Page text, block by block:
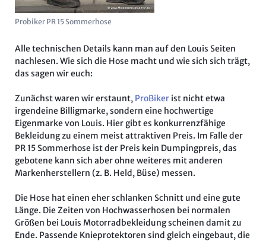
Probiker PR 15 Sommerhose
Alle technischen Details kann man auf den Louis Seiten
nachlesen. Wie sich die Hose macht und wie sich sich trägt,
das sagen wir euch:
Zunächst waren wir erstaunt, ProBikerist nicht etwa
irgendeine Billigmarke, sondern eine hochwertige
Eigenmarke von Louis. Hier gibt es konkurrenzfähige
Bekleidung zu einem meist attraktiven Preis. Im Falle der
PR 15 Sommerhose ist der Preis kein Dumpingpreis, das
gebotene kann sich aber ohne weiteres mit anderen
Markenherstellern (z. B. Held, Büse) messen.
Die Hose hat einen eher schlanken Schnitt und eine gute
Länge. Die Zeiten von Hochwasserhosen bei normalen
Größen bei Louis Motorradbekleidung scheinen damit zu
Ende. Passende Knieprotektoren sind gleich eingebaut, die